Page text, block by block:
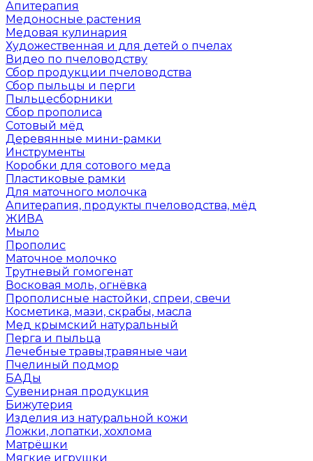
Апитерапия
Медоносные растения
Медовая кулинария
Художественная и для детей о пчелах
Видео по пчеловодству
Сбор продукции пчеловодства
Сбор пыльцы и перги
Пыльцесборники
Сбор прополиса
Сотовый мёд
Деревянные мини-рамки
Инструменты
Коробки для сотового меда
Пластиковые рамки
Для маточного молочка
Апитерапия, продукты пчеловодства, мёд
ЖИВА
Мыло
Прополис
Маточное молочко
Трутневый гомогенат
Восковая моль, огнёвка
Прополисные настойки, спреи, свечи
Косметика, мази, скрабы, масла
Мед крымский натуральный
Перга и пыльца
Лечебные травы,травяные чаи
Пчелиный подмор
БАДы
Сувенирная продукция
Бижутерия
Изделия из натуральной кожи
Ложки, лопатки, хохлома
Матрёшки
Мягкие игрушки